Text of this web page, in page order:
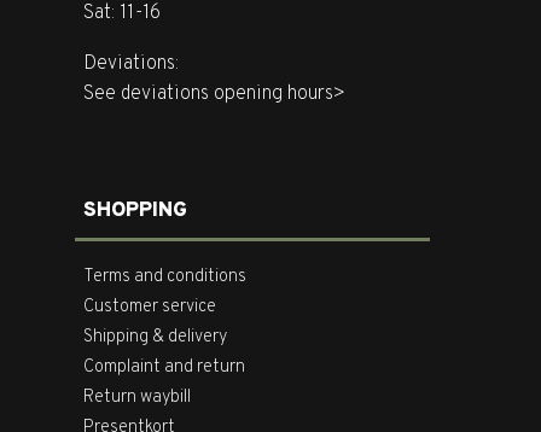
Sat: 11-16
Deviations:
See deviations opening hours>
SHOPPING
Terms and conditions
Customer service
Shipping & delivery
Complaint and return
Return waybill
Presentkort